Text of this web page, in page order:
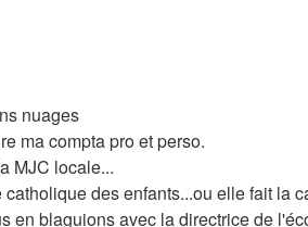
nuages
ma compta pro et perso.
MJC locale...
des enfants...ou elle fait la
blaguions avec la directrice de